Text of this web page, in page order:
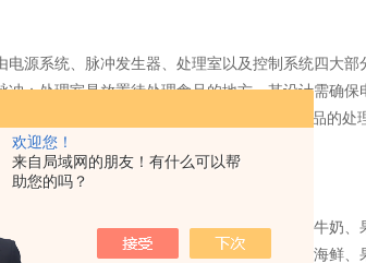
欢迎您！
来自局域网的朋友！有什么可以帮
助您的吗？
电源系统、脉冲发生器、处理室以及控制系统四大
冲；处理室是放置待处理食品的地方，其设计需确
频率及持续时间等关键参数，以适应不同食品的处
展现出了广阔的应用前景。在液态食品如牛奶、
保质期。对于固态或半固态食品，如肉制品、海鲜